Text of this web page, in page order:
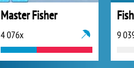
Master Fisher
4 076x 9